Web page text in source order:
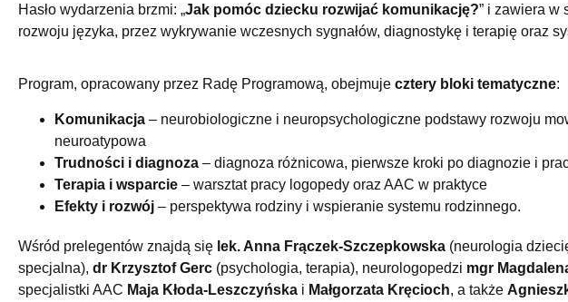
Hasło wydarzenia brzmi: „Jak pomóc dziecku rozwijać komunikację?” i zawiera w
rozwoju języka, przez wykrywanie wczesnych sygnałów, diagnostykę i terapię oraz
Program, opracowany przez Radę Programową, obejmuje cztery bloki tematyczne:
Komunikacja – neurobiologiczne i neuropsychologiczne podstawy rozwoju
neuroatypowa
Trudności i diagnoza – diagnoza różnicowa, pierwsze kroki po diagnozie i
Terapia i wsparcie – warsztat pracy logopedy oraz AAC w praktyce
Efekty i rozwój – perspektywa rodziny i wspieranie systemu rodzinnego.
Wśród prelegentów znajdą się lek. Anna Frączek-Szczepkowska (neurologia
specjalna), dr Krzysztof Gerc (psychologia, terapia), neurologopedzi mgr
specjalistki AAC Maja Kłoda-Leszczyńska i Małgorzata Kręcioch, a także